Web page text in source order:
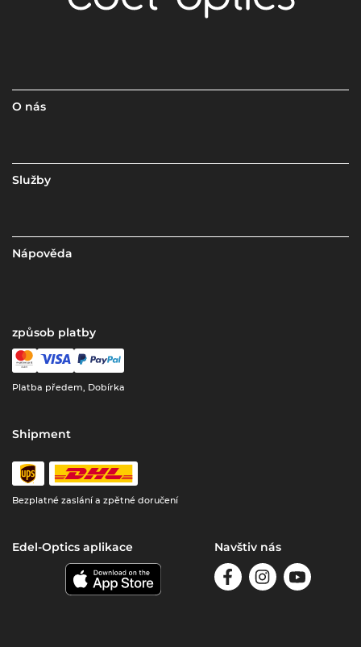
O nás
Služby
Nápověda
způsob platby
Platba předem, Dobírka
Shipment
Bezplatné zaslání a zpětné doručení
Edel-Optics aplikace Navštiv nás